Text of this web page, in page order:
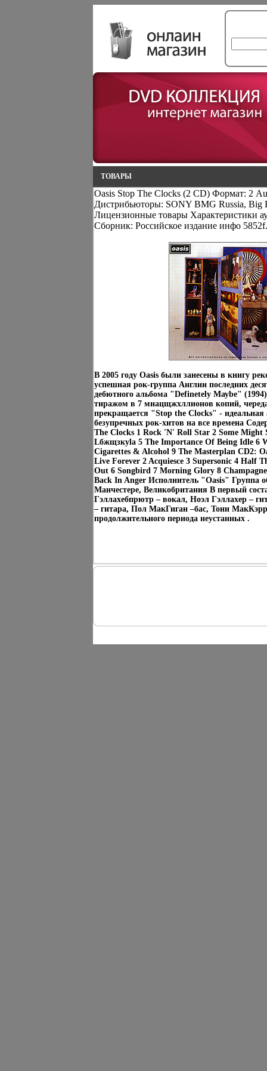
ТОВАРЫ
Oasis Stop The Clocks (2 CD) Формат: 2
Дистрибьюторы: SONY BMG Russia, Big
Лицензионные товары Характеристики
Сборник: Российское издание инфо 5852f.
В 2005 году Oasis были занесены в книгу
успешная рок-группа Англии последних
дебютного альбома "Definetely Мауbе"
тиражом в 7 миацщжхллионов копий,
прекращается "Stop the Clocks" - идеальная
безупречных рок-хитов на все времена
The Clocks 1 Rock 'N' Roll Star 2 Some Might
Lбжщзкyla 5 The Importance Of Being Idle 6
Cigarettes & Alcohol 9 The Masterplan CD2:
Live Forever 2 Acquiesce 3 Supersonic 4 Half
Out 6 Songbird 7 Morning Glory 8
Back In Anger Исполнитель "Oasis" Группа
Манчестере, Великобритания В первый
Гэллахебпрютр – вокал, Ноэл Гэллахер –
– гитара, Пол МакГиган –бас, Тони
продолжительного периода неустанных .